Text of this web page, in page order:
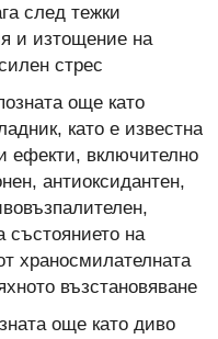
след тежки
и изтощение на
стрес
още като
като е известна
ефекти, включително
антиоксидантен,
състоянието на
храносмилателната
възстановяване
още като диво